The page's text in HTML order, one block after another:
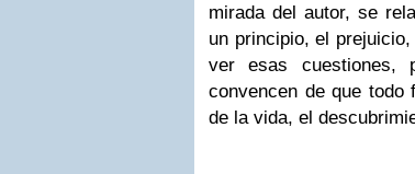
mirada del autor, se
un principio, el
ver esas
convencen de que
de la vida, el